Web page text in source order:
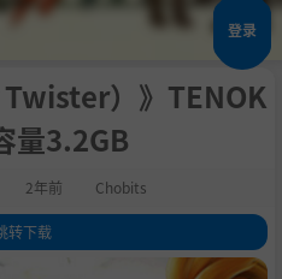
登录
Twister）》TENOK
量3.2GB
2年前 Chobits
转下载